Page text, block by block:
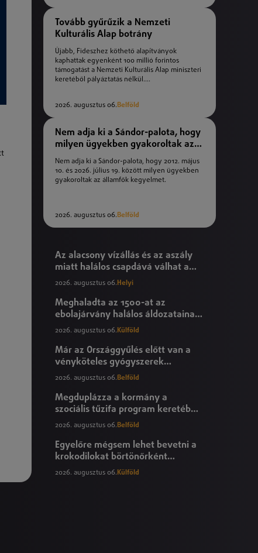
Tovább gyűrűzik a Nemzeti
Kulturális Alap botrány
Újabb, Fideszhez köthető alapítványok
kaphattak egyenként 100 millió forintos
támogatást a Nemzeti Kulturális Alap miniszteri
keretéből pályáztatás nélkül....
2026. augusztus 06.Belföld
Nem adja ki a Sándor-palota, hogy
milyen ügyekben gyakoroltak az
államfők kegyelmet
Nem adja ki a Sándor-palota, hogy 2012. május
10. és 2026. július 19. között milyen ügyekben
gyakoroltak az államfők kegyelmet.
2026. augusztus 06.Belföld
Az alacsony vízállás és az aszály
miatt halálos csapdává válhat a
Tisza
2026. augusztus 06. Helyi
Meghaladta az 1500-at az
ebolajárvány halálos áldozatainak
száma
2026. augusztus 06. Külföld
Már az Országgyűlés előtt van a
vényköteles gyógyszerek
áfamentességéről szóló
2026. augusztus 06.Belföld
Megduplázza a kormány a
szociális tűzifa program keretében
igényelhető mennyiséget
2026. augusztus 06.Belföld
Egyelőre mégsem lehet bevetni a
krokodilokat börtönőrként
Izraelben
2026. augusztus 06. Külföld